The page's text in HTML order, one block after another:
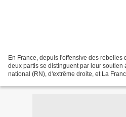
En France, depuis l'offensive des rebelles
deux partis se distinguent par leur soutien
national (RN), d'extrême droite, et La